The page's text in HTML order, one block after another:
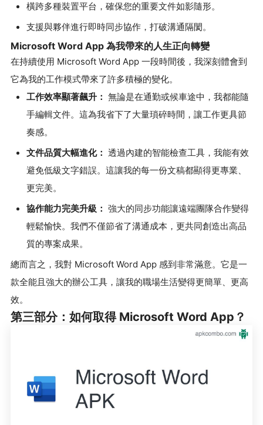
橫跨多種裝置平台，確保您的重要文件如影隨形。
支援與夥伴進行即時同步協作，打破溝通隔閡。
Microsoft Word App 為我帶來的人生正向轉變
在持續使用 Microsoft Word App 一段時間後，我深刻體會到
它為我的工作模式帶來了許多積極的變化。
工作效率顯著飆升： 無論是在通勤或候車途中，我都能隨
手編輯文件。這為我省下了大量瑣碎時間，讓工作更具節
奏感。
文件品質大幅進化： 透過內建的智能檢查工具，我能有效
避免低級文字錯誤。這讓我的每一份文稿都顯得更專業、
更完美。
協作能力完美升級： 強大的同步功能讓遠端團隊合作變得
輕鬆愉快。我們不僅節省了溝通成本，更共同創造出高品
質的專案成果。
總而言之，我對 Microsoft Word App 感到非常滿意。它是一
款全能且強大的辦公工具，讓我的職場生活變得更簡單、更高
效。
第三部分：如何取得 Microsoft Word App？